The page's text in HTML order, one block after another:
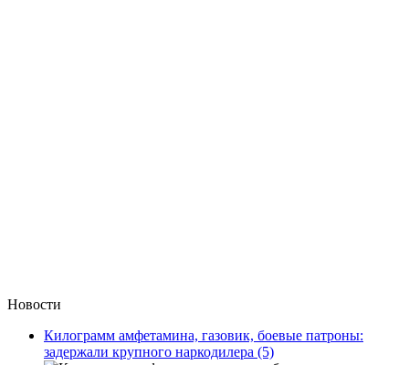
Новости
Килограмм амфетамина, газовик, боевые патроны:
задержали крупного наркодилера (5)